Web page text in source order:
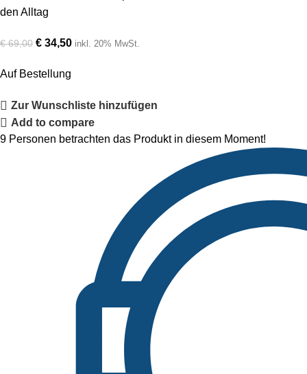
den Alltag
€69,00 € 34,50 inkl. 20% MwSt.
Auf Bestellung
Zur Wunschliste hinzufügen
Add to compare
9 Personen betrachten das Produkt in diesem Moment!